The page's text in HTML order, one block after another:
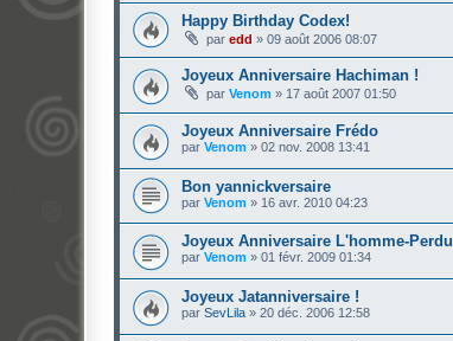
Happy Birthday Codex!
par edd » 09 août 2006 08:07
Joyeux Anniversaire Hachiman !
par Venom » 17 août 2007 01:50
Joyeux Anniversaire Frédo
par Venom » 02 nov. 2008 13:41
Bon yannickversaire
par Venom » 16 avr. 2010 04:23
Joyeux Anniversaire L'homme-Perdu
par Venom » 01 févr. 2009 01:34
Joyeux Jatanniversaire !
par SevLila » 20 déc. 2006 12:58